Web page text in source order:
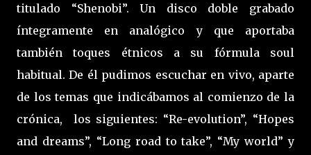
titulado “Shenobi”. Un disco doble grabado
íntegramente en analógico y que aportaba
también toques étnicos a su fórmula soul
habitual. De él pudimos escuchar en vivo, aparte
de los temas que indicábamos al comienzo de la
crónica, los siguientes: “Re-evolution”, “Hopes
and dreams”, “Long road to take”, “My world” y